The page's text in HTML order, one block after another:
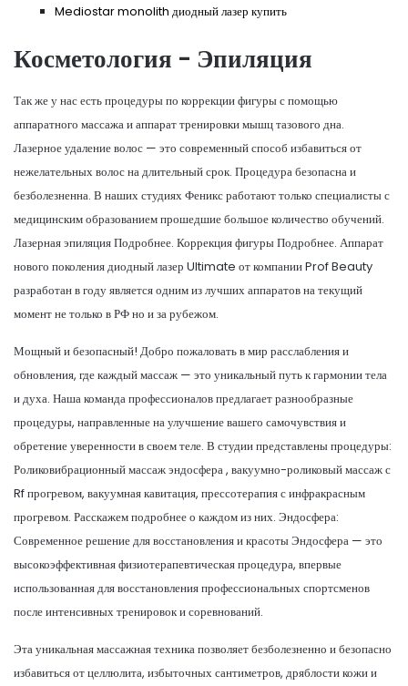
Mediostar monolith диодный лазер купить
Косметология - Эпиляция
Так же у нас есть процедуры по коррекции фигуры с помощью
аппаратного массажа и аппарат тренировки мышц тазового дна.
Лазерное удаление волос — это современный способ избавиться от
нежелательных волос на длительный срок. Процедура безопасна и
безболезненна. В наших студиях Феникс работают только специалисты с
медицинским образованием прошедшие большое количество обучений.
Лазерная эпиляция Подробнее. Коррекция фигуры Подробнее. Аппарат
нового поколения диодный лазер Ultimate от компании Prof Beauty
разработан в году является одним из лучших аппаратов на текущий
момент не только в РФ но и за рубежом.
Мощный и безопасный! Добро пожаловать в мир расслабления и
обновления, где каждый массаж — это уникальный путь к гармонии тела
и духа. Наша команда профессионалов предлагает разнообразные
процедуры, направленные на улучшение вашего самочувствия и
обретение уверенности в своем теле. В студии представлены процедуры:
Роликовибрационный массаж эндосфера , вакуумно-роликовый массаж с
Rf прогревом, вакуумная кавитация, прессотерапия с инфракрасным
прогревом. Расскажем подробнее о каждом из них. Эндосфера:
Современное решение для восстановления и красоты Эндосфера — это
высокоэффективная физиотерапевтическая процедура, впервые
использованная для восстановления профессиональных спортсменов
после интенсивных тренировок и соревнований.
Эта уникальная массажная техника позволяет безболезненно и безопасно
избавиться от целлюлита, избыточных сантиметров, дряблости кожи и